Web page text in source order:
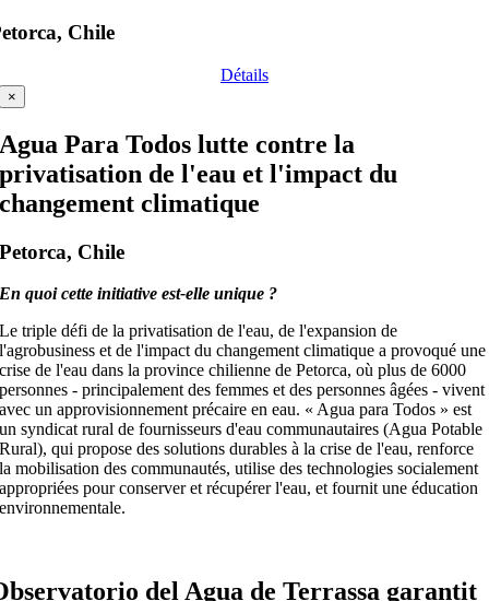
Chile
Détails
×
Agua Para Todos lutte contre la
privatisation de l'eau et l'impact du
changement climatique
Petorca, Chile
En quoi cette initiative est-elle unique ?
Le triple défi de la privatisation de l'eau, de l'expansion de
l'agrobusiness et de l'impact du changement climatique a provoqué une
crise de l'eau dans la province chilienne de Petorca, où plus de 6000
personnes - principalement des femmes et des personnes âgées - vivent
avec un approvisionnement précaire en eau. « Agua para Todos » est
un syndicat rural de fournisseurs d'eau communautaires (Agua Potable
Rural), qui propose des solutions durables à la crise de l'eau, renforce
la mobilisation des communautés, utilise des technologies socialement
appropriées pour conserver et récupérer l'eau, et fournit une éducation
environnementale.
del Agua de Terrassa garantit